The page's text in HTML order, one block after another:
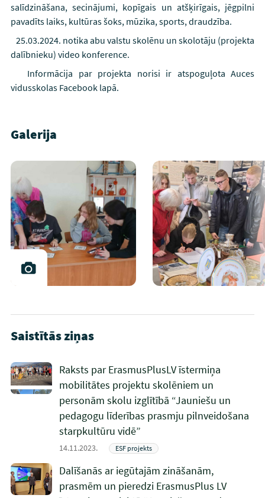
salīdzināšana, secinājumi, kopīgais un atšķirīgais, jēgpilni
pavadīts laiks, kultūras šoks, mūzika, sports, draudzība.
25.03.2024. notika abu valstu skolēnu un skolotāju (projekta
dalībnieku) video konference.
Informācija par projekta norisi ir atspoguļota Auces
vidusskolas Facebook lapā.
Galerija
Saistītās ziņas
Raksts par ErasmusPlusLV īstermiņa
mobilitātes projektu skolēniem un
personām skolu izglītībā “Jauniešu un
pedagogu līderības prasmju pilnveidošana
starpkultūru vidē”
14.11.2023. ESF projekts
Dalīšanās ar iegūtajām zināšanām,
prasmēm un pieredzi ErasmusPlus LV